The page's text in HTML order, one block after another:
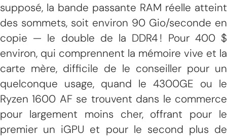
supposé, la bande passante RAM réelle atteint
des sommets, soit environ 90 Gio/seconde en
copie — le double de la DDR4 ! Pour 400 $
environ, qui comprennent la mémoire vive et la
carte mère, difficile de le conseiller pour un
quelconque usage, quand le 4300GE ou le
Ryzen 1600 AF se trouvent dans le commerce
pour largement moins cher, offrant pour le
premier un iGPU et pour le second plus de